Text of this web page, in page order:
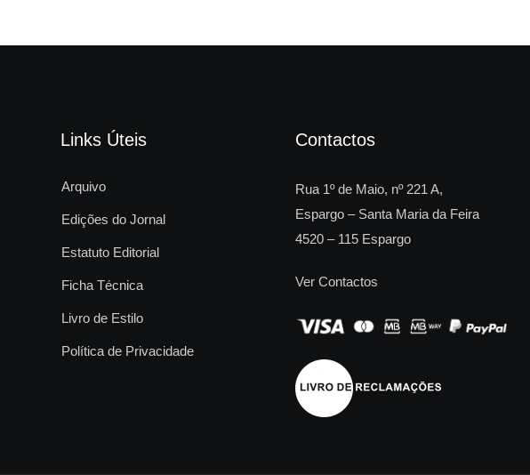
Links Úteis
Arquivo
Edições do Jornal
Estatuto Editorial
Ficha Técnica
Livro de Estilo
Política de Privacidade
Contactos
Rua 1º de Maio, nº 221 A,
Espargo – Santa Maria da Feira
4520 – 115 Espargo
Ver Contactos